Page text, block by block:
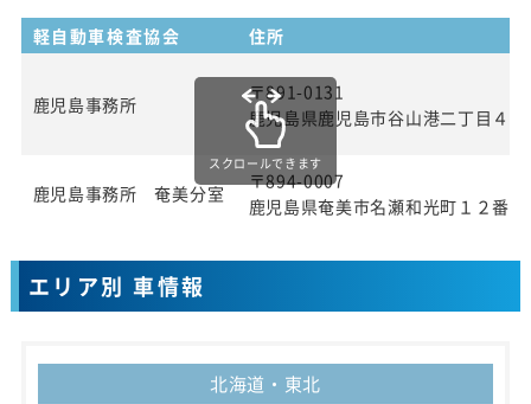
軽自動車検査協会 住所
鹿児島事務所
〒891-0131
鹿児島県鹿児島市谷山港二丁目４
鹿児島事務所 奄美分室
〒894-0007
鹿児島県奄美市名瀬和光町１２番
スクロールできます
エリア別 車情報
北海道・東北